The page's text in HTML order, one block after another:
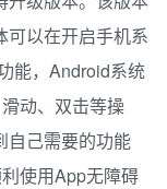
可以在开启手机系
能，Android系统
动、双击等操
自己需要的功能
使用App无障碍